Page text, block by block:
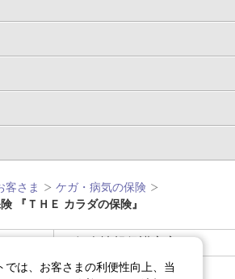
客さま
ケガ・病気の保険
『ＴＨＥ カラダの保険』
サイトマップ
では、お客さまの利便性向上、当